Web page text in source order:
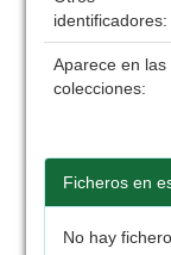
identificadores:
Aparece en las
colecciones:
Ficheros en
No hay